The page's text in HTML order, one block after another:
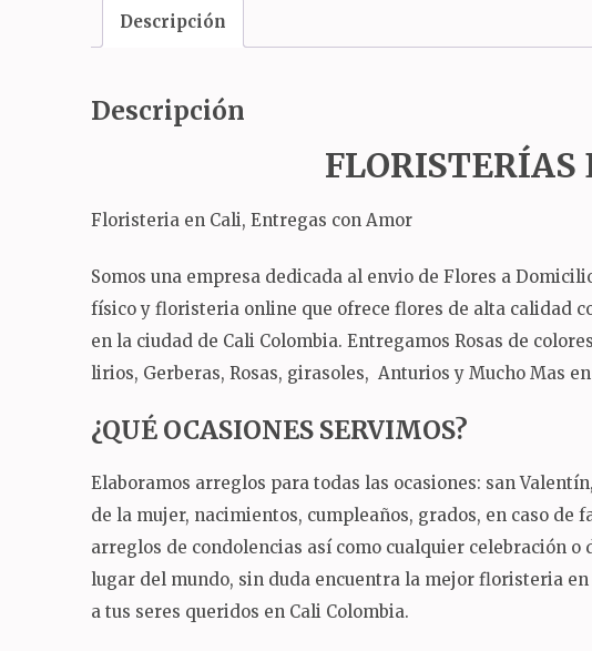
Descripción
Descripción
FLORISTERÍAS
Floristeria en Cali, Entregas con Amor
Somos una empresa dedicada al envio de Flores a
físico y floristeria online que ofrece flores de alta calidad
en la ciudad de Cali Colombia. Entregamos Rosas de
lirios, Gerberas, Rosas, girasoles, Anturios y Mucho Mas
¿QUÉ OCASIONES SERVIMOS?
Elaboramos arreglos para todas las ocasiones: san
de la mujer, nacimientos, cumpleaños, grados, en caso de
arreglos de condolencias así como cualquier celebración
lugar del mundo, sin duda encuentra la mejor floristeria
a tus seres queridos en Cali Colombia.